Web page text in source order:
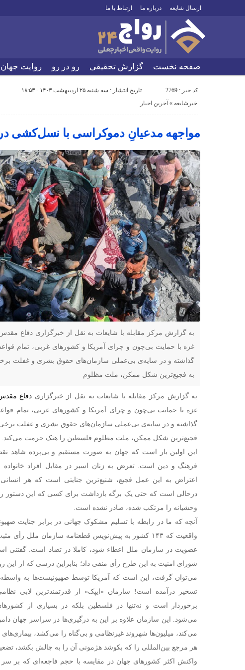
ارسال شایعه درباره ما ارتباط با ما
صفحه نخست گزارش تحقیقی رو در رو روایت جهان
کد خبر : 2769 تاریخ انتشار : سه شنبه ۲۵ اردیبهشت ۱۴۰۳ - ۱۸:۵۳
آخرین اخبار « خبرشایعه
مواجهه مدعیانِ دموکراسی با نسل‌کشی
به گزارش مرکز مقابله با شایعات به نقل از خبرگزاری دفاع
غزه با حمایت بی‌چون و چرای آمریکا و کشور‌های غربی، تمام قواعد
گذاشته و در سایه‌ی بی‌عملی سازمان‌های حقوق بشری و غفلت
به فجیع‌ترین شکل ممکن، ملت مظلوم
به گزارش مرکز مقابله با شایعات به نقل از خبرگزاری دفاع
غزه با حمایت بی‌چون و چرای آمریکا و کشور‌های غربی، تمام
گذاشته و در سایه‌ی بی‌عملی سازمان‌های حقوق بشری و غفلت
فجیع‌ترین شکل ممکن، ملت مظلوم فلسطین را هتک حرمت می‌کند.
این اولین بار است که جهان به صورت مستقیم و بی‌پرده شاهد
فرهنگ و دین است. تعرض به زنان اسیر در مقابل افراد
اعتراض به این عمل فجیع، شنیع‌ترین جنایتی است که هر
درحالی است که حتی یک برگه بازداشت برای کسی که این دستور را
وحشیانه را مرتکب شده، صادر نشده است.
آنچه که ما در رابطه با تسلیم مشکوک جهانی در برابر جنایت
واقعیت که ۱۴۳ کشور به پیش‌نویس قطعنامه سازمان ملل
عضویت در سازمان ملل اعطاء شود، کاملا در تضاد است. گفتنی
شورای امنیت به این طرح رأی منفی داد؛ بنابراین درسی که از این
می‌توان گرفت، این است که آمریکا توسط صهیونیست‌ها به واسطه
تسخیر درآمده است! سازمان «ایپک» از قدرتمندترین لابی
برخوردار است و نه‌تنها در فلسطین بلکه در بسیاری از
می‌شود. این سازمان علاوه بر این به درگیری‌ها در سراسر جهان
می‌کند، میلیون‌ها شهروند غیرنظامی و بی‌گناه را می‌کشد،
هر مرجع بین‌المللی را که بکوشد هژمونی آن را به چالش بکشد،
واکنش اکثر کشور‌های جهان در مقایسه با حجم فاجعه‌ای که بر